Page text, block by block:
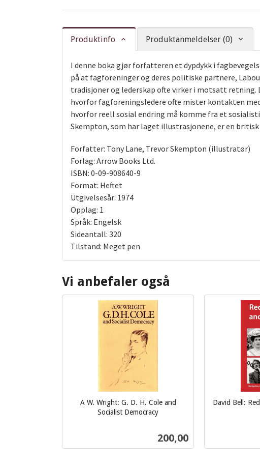
Produktinfo Produktanmeldelser (0)
I denne boka gjør forfatteren et dypdykk i
på at fagforeninger og deres politiske partnere,
tradisjoner og lederskap ofte virker i motsatt retning.
hvorfor fagforeningsledere ofte mister kontakten
hvorfor reell sosial endring må komme fra et
Skempton, som har laget illustrasjonene, er en
Forfatter: Tony Lane, Trevor Skempton (illustratør)
Forlag: Arrow Books Ltd.
ISBN: 0-09-908640-9
Format: Heftet
Utgivelsesår: 1974
Opplag: 1
Språk: Engelsk
Sideantall: 320
Tilstand: Meget pen
Vi anbefaler også
A W. Wright: G. D. H. Cole and
Socialist Democracy
Pris
200,00
David Bell: